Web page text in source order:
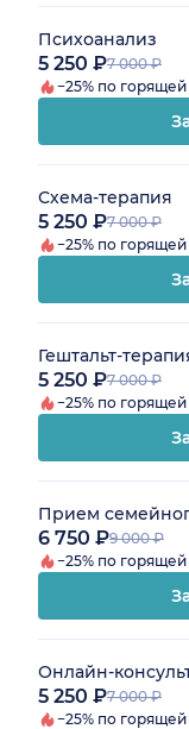
Психоанализ
5 250 ₽7 000 ₽
−25% по
Схема-терапия
5 250 ₽7 000 ₽
−25% по
Гештальт-
5 250 ₽7 000 ₽
−25% по
Прием
6 750 ₽9 000 ₽
−25% по
Онлайн-
5 250 ₽7 000 ₽
−25% по